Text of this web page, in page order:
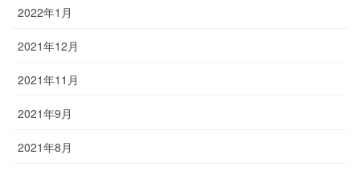
2022年1月
2021年12月
2021年11月
2021年9月
2021年8月